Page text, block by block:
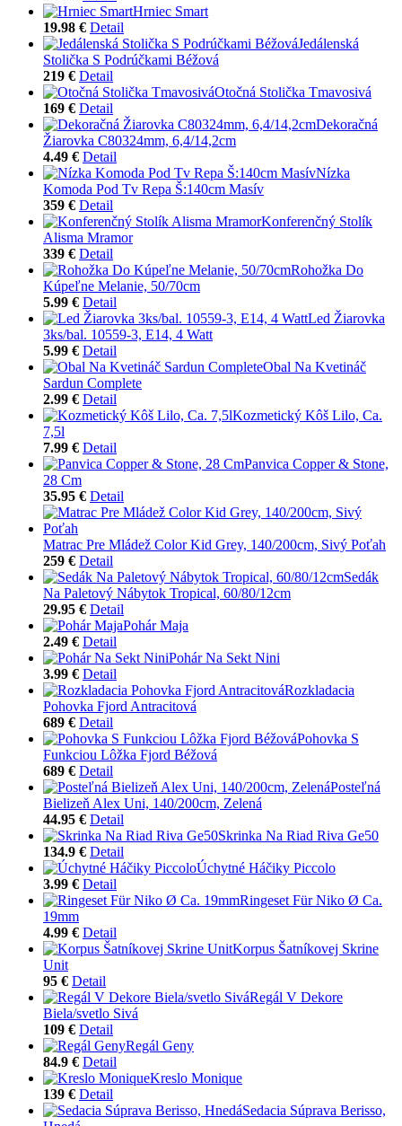
Hrniec Smart
19.98 € Detail
Jedálenská
Stolička S Podrúčkami Béžová
219 € Detail
Otočná Stolička Tmavosivá
169 € Detail
Dekoračná
Žiarovka C80324mm, 6,4/14,2cm
4.49 € Detail
Nízka
Komoda Pod Tv Repa Š:140cm Masív
359 € Detail
Konferenčný Stolík
Alisma Mramor
339 € Detail
Rohožka Do
Kúpeľne Melanie, 50/70cm
5.99 € Detail
Led Žiarovka
3ks/bal. 10559-3, E14, 4 Watt
5.99 € Detail
Obal Na Kvetináč
Sardun Complete
2.99 € Detail
Kozmetický Kôš Lilo, Ca.
7,5l
7.99 € Detail
Panvica Copper & Stone,
28 Cm
35.95 € Detail
Matrac Pre Mládež Color Kid Grey, 140/200cm, Sivý Poťah
259 € Detail
Sedák
Na Paletový Nábytok Tropical, 60/80/12cm
29.95 € Detail
Pohár Maja
2.49 € Detail
Pohár Na Sekt Nini
3.99 € Detail
Rozkladacia
Pohovka Fjord Antracitová
689 € Detail
Pohovka S
Funkciou Lôžka Fjord Béžová
689 € Detail
Posteľná
Bielizeň Alex Uni, 140/200cm, Zelená
44.95 € Detail
Skrinka Na Riad Riva Ge50
134.9 € Detail
Úchytné Háčiky Piccolo
3.99 € Detail
Ringeset Für Niko Ø Ca.
19mm
4.99 € Detail
Korpus Šatníkovej Skrine
Unit
95 € Detail
Regál V Dekore
Biela/svetlo Sivá
109 € Detail
Regál Geny
84.9 € Detail
Kreslo Monique
139 € Detail
Sedacia Súprava Berisso,